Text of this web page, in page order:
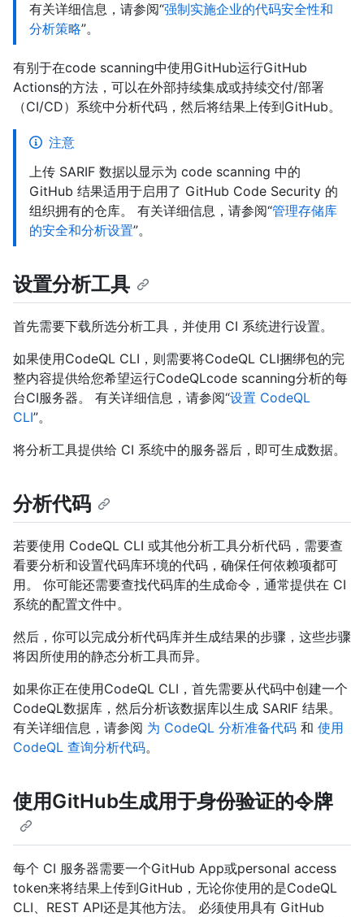
有关详细信息，请参阅“强制实施企业的代码安全性和
分析策略”。
有别于在code scanning中使用GitHub运行GitHub
Actions的方法，可以在外部持续集成或持续交付/部署
（CI/CD）系统中分析代码，然后将结果上传到GitHub。
注意
上传 SARIF 数据以显示为 code scanning 中的
GitHub 结果适用于启用了 GitHub Code Security 的
组织拥有的仓库。 有关详细信息，请参阅“管理存储库
的安全和分析设置”。
设置分析工具
首先需要下载所选分析工具，并使用 CI 系统进行设置。
如果使用CodeQL CLI，则需要将CodeQL CLI捆绑包的完
整内容提供给您希望运行CodeQLcode scanning分析的每
台CI服务器。 有关详细信息，请参阅“设置 CodeQL
CLI”。
将分析工具提供给 CI 系统中的服务器后，即可生成数据。
分析代码
若要使用 CodeQL CLI 或其他分析工具分析代码，需要查
看要分析和设置代码库环境的代码，确保任何依赖项都可
用。 你可能还需要查找代码库的生成命令，通常提供在 CI
系统的配置文件中。
然后，你可以完成分析代码库并生成结果的步骤，这些步骤
将因所使用的静态分析工具而异。
如果你正在使用CodeQL CLI，首先需要从代码中创建一个
CodeQL数据库，然后分析该数据库以生成 SARIF 结果。
有关详细信息，请参阅 为 CodeQL 分析准备代码 和 使用
CodeQL 查询分析代码。
使用GitHub生成用于身份验证的令牌
每个 CI 服务器需要一个GitHub App或personal access
token来将结果上传到GitHub，无论你使用的是CodeQL
CLI、REST API还是其他方法。 必须使用具有 GitHub